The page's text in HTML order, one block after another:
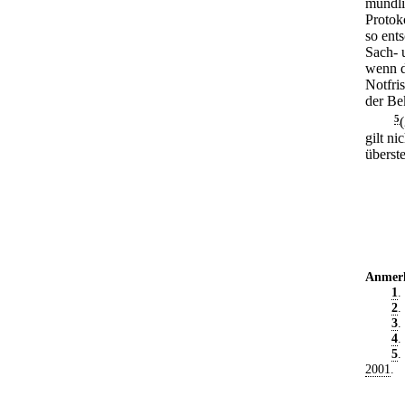
so
Sach-
wenn
der
5
gilt
1.
2.
3.
4.
5.
2001.